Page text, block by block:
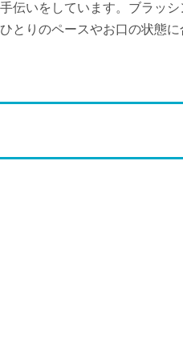
伝いをしています。ブラッシ
とりのペースやお口の状態に